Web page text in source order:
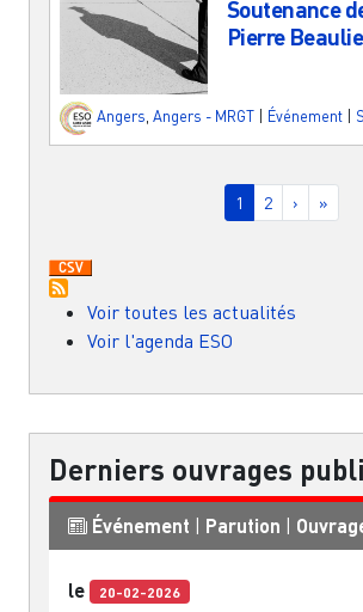
Soutenance
Pierre
Angers, Angers - MRGT Événement
Page courante
1 Page
2 Page
› »
Voir toutes les actualités
Voir l'agenda ESO
Derniers ouvrages
Événement Parution
le 20-02-2026